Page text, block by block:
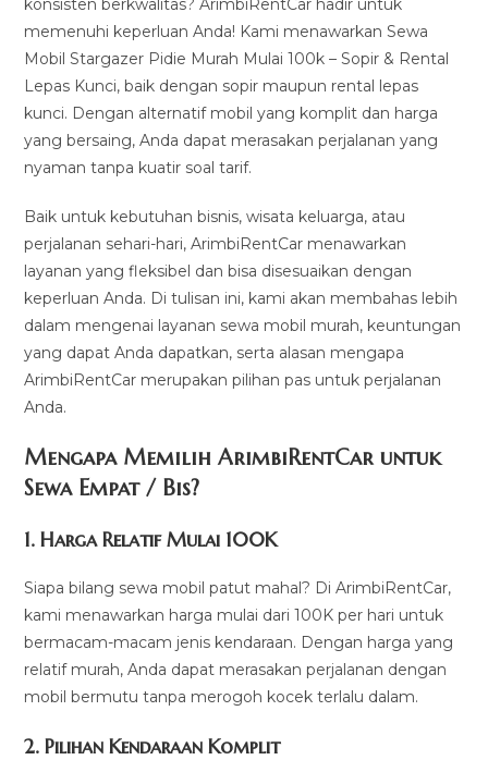
konsisten berkwalitas? ArimbiRentCar hadir untuk
memenuhi keperluan Anda! Kami menawarkan Sewa
Mobil Stargazer Pidie Murah Mulai 100k – Sopir & Rental
Lepas Kunci, baik dengan sopir maupun rental lepas
kunci. Dengan alternatif mobil yang komplit dan harga
yang bersaing, Anda dapat merasakan perjalanan yang
nyaman tanpa kuatir soal tarif.
Baik untuk kebutuhan bisnis, wisata keluarga, atau
perjalanan sehari-hari, ArimbiRentCar menawarkan
layanan yang fleksibel dan bisa disesuaikan dengan
keperluan Anda. Di tulisan ini, kami akan membahas lebih
dalam mengenai layanan sewa mobil murah, keuntungan
yang dapat Anda dapatkan, serta alasan mengapa
ArimbiRentCar merupakan pilihan pas untuk perjalanan
Anda.
Mengapa Memilih ArimbiRentCar untuk
Sewa Empat / Bis?
1.Harga Relatif Mulai 100K
Siapa bilang sewa mobil patut mahal? Di ArimbiRentCar,
kami menawarkan harga mulai dari 100K per hari untuk
bermacam-macam jenis kendaraan. Dengan harga yang
relatif murah, Anda dapat merasakan perjalanan dengan
mobil bermutu tanpa merogoh kocek terlalu dalam.
2. Pilihan Kendaraan Komplit